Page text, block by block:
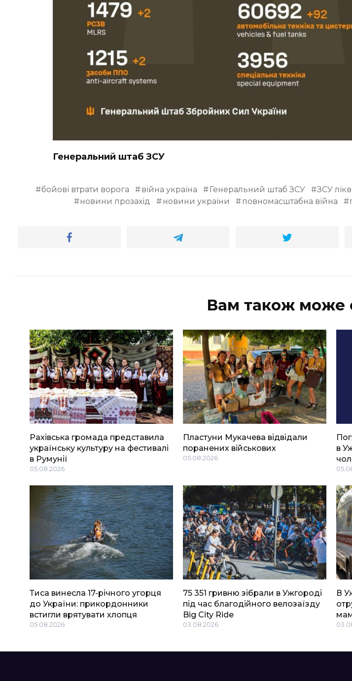
Генеральний штаб ЗСУ
бойові втрати ворога війна україна Генеральний штаб ЗСУ
ЗСУ
новини прозахід
новини україни повномасштабна війна
Вам також може
Рахівська громада представила
українську культуру на фестивалі
в Румунії
05.08.2026
Пластуни Мукачева відвідали
поранених військових
05.08.2026
в
Тиса винесла 17-річного угорця
до України: прикордонники
встигли врятувати хлопця
05.08.2026
75 351 гривню зібрали в Ужгороді
під час благодійного велозаїзду
Big Сity Ride
03.08.2026
В